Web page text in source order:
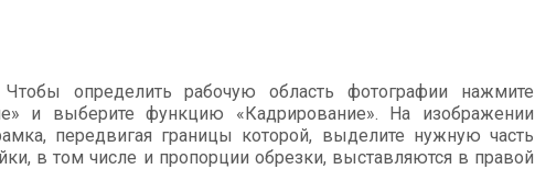
определить рабочую область фотографии нажмите
и выберите функцию «Кадрирование». На изображении
передвигая границы которой, выделите нужную часть
в том числе и пропорции обрезки, выставляются в правой